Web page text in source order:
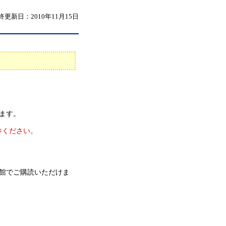
更新日：2010年11月15日
す。
ださい。
でご購読いただけま